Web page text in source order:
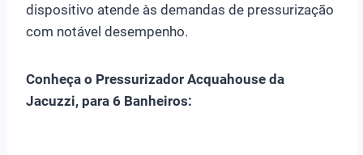
dispositivo atende às demandas de pressurização
com notável desempenho.
Conheça o Pressurizador Acquahouse da
Jacuzzi, para 6 Banheiros: